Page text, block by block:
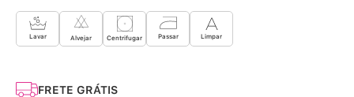
Lavar Alvejar Centrifugar Passar Limpar
FRETE GRÁTIS